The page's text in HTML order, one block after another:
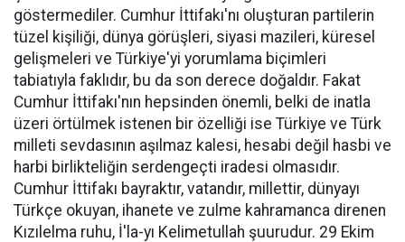
göstermediler. Cumhur İttifakı'nı oluşturan partilerin
tüzel kişiliği, dünya görüşleri, siyasi mazileri, küresel
gelişmeleri ve Türkiye'yi yorumlama biçimleri
tabiatıyla faklıdır, bu da son derece doğaldır. Fakat
Cumhur İttifakı'nın hepsinden önemli, belki de inatla
üzeri örtülmek istenen bir özelliği ise Türkiye ve Türk
milleti sevdasının aşılmaz kalesi, hesabi değil hasbi ve
harbi birlikteliğin serdengeçti iradesi olmasıdır.
Cumhur İttifakı bayraktır, vatandır, millettir, dünyayı
Türkçe okuyan, ihanete ve zulme kahramanca direnen
Kızılelma ruhu, İ'la-yı Kelimetullah şuurudur. 29 Ekim